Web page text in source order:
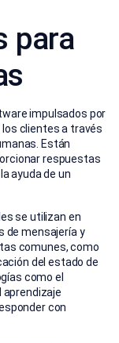
para
impulsados por
clientes a través
Están
respuestas
ayuda de un
se utilizan en
de mensajería y
comunes, como
del estado de
como el
aprendizaje
con